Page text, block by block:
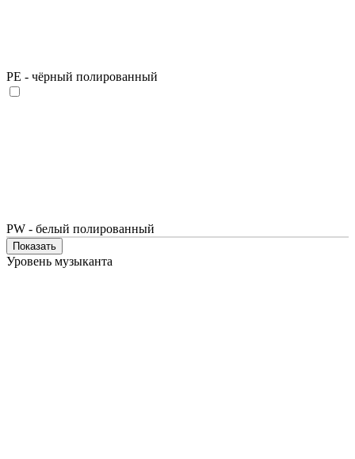
PE - чёрный полированный
PW - белый полированный
Показать
Уровень музыканта